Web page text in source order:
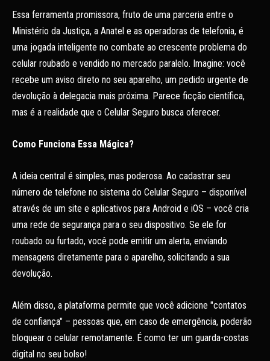
Essa ferramenta promissora, fruto de uma parceria entre o
Ministério da Justiça, a Anatel e as operadoras de telefonia, é
uma jogada inteligente no combate ao crescente problema do
celular roubado e vendido no mercado paralelo. Imagine: você
recebe um aviso direto no seu aparelho, um pedido urgente de
devolução à delegacia mais próxima. Parece ficção científica,
mas é a realidade que o Celular Seguro busca oferecer.
Como Funciona Essa Mágica?
A ideia central é simples, mas poderosa. Ao cadastrar seu
número de telefone no sistema do Celular Seguro – disponível
através de um site e aplicativos para Android e iOS – você cria
uma rede de segurança para o seu dispositivo. Se ele for
roubado ou furtado, você pode emitir um alerta, enviando
mensagens diretamente para o aparelho, solicitando a sua
devolução.
Além disso, a plataforma permite que você adicione "contatos
de confiança" – pessoas que, em caso de emergência, poderão
bloquear o celular remotamente. É como ter um guarda-costas
digital no seu bolso!